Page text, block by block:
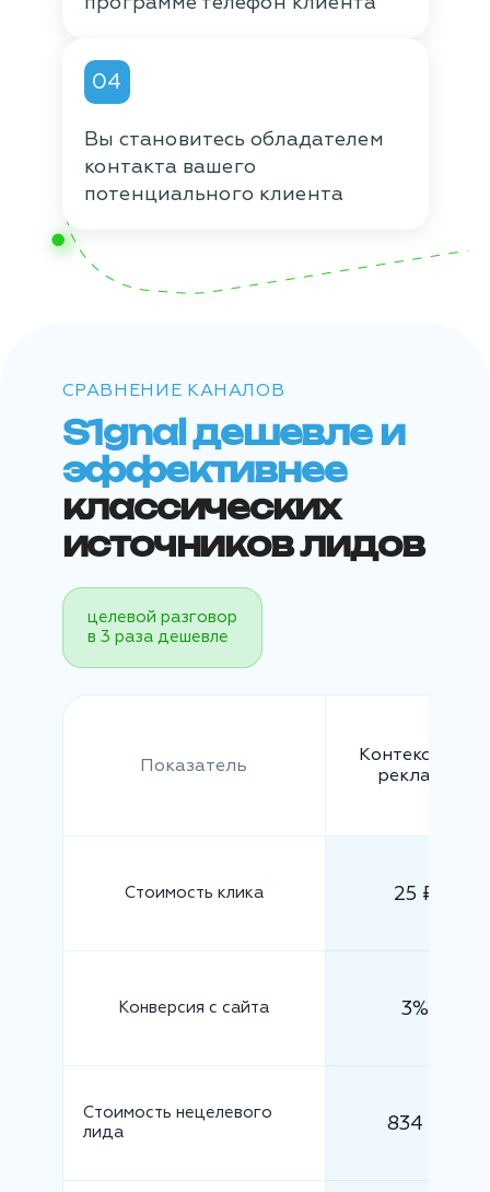
04
Вы становитесь обладателем
контакта вашего
потенциального клиента
СРАВНЕНИЕ КАНАЛОВ
S1gnal дешевле и
эффективнее
классических
источников лидов
целевой разговор
в 3 раза дешевле
Показатель
Контекстная
реклама
Стоимость клика 25 ₽
Конверсия с сайта 3%
Стоимость нецелевого
лида
834 ₽